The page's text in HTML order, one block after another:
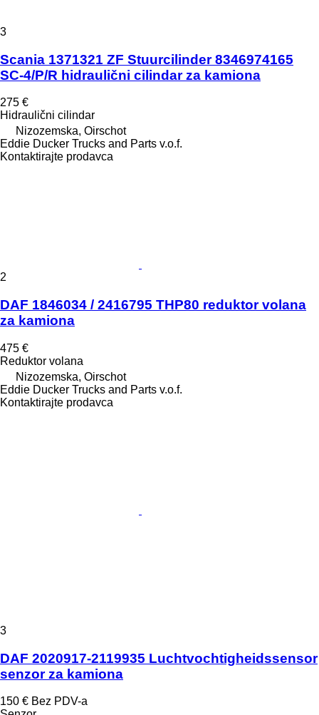
3
Scania 1371321 ZF Stuurcilinder 8346974165
SC-4/P/R hidraulični cilindar za kamiona
275 €
Hidraulični cilindar
Nizozemska, Oirschot
Eddie Ducker Trucks and Parts v.o.f.
Kontaktirajte prodavca
2
DAF 1846034 / 2416795 THP80 reduktor volana
za kamiona
475 €
Reduktor volana
Nizozemska, Oirschot
Eddie Ducker Trucks and Parts v.o.f.
Kontaktirajte prodavca
3
DAF 2020917-2119935 Luchtvochtigheidssensor
senzor za kamiona
150 € Bez PDV-a